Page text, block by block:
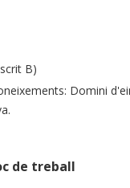
B)
Domini
de treball